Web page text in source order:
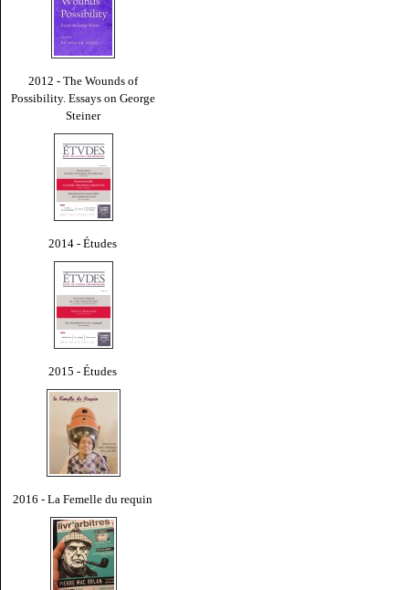
2012 - The Wounds of
Possibility. Essays on George
Steiner
2014 - Études
2015 - Études
2016 - La Femelle du requin